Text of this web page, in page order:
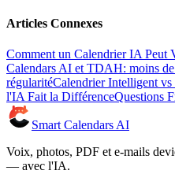
Articles Connexes
Comment un Calendrier IA Peut
Calendars AI et TDAH: moins
régularitéCalendrier Intelligent
l'IA Fait la DifférenceQuestions
Smart Calendars AI
Voix, photos, PDF et e-mails
— avec l'IA.